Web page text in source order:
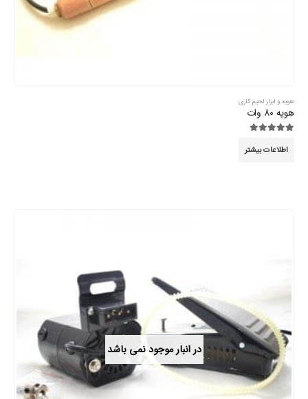
هویه و ابزار لحیم کاری
هویه 80 وات
اطلاعات بیشتر
در انبار موجود نمی باشد